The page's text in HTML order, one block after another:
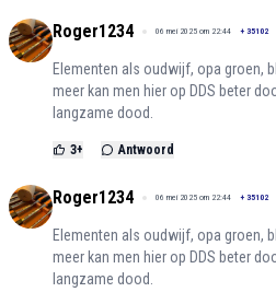
Roger1234 06 mei 2025 om 22:44 + 35102
Elementen als oudwijf, opa groen,
meer kan men hier op DDS beter
langzame dood.
3+ Antwoord
Roger1234 06 mei 2025 om 22:44 + 35102
Elementen als oudwijf, opa groen,
meer kan men hier op DDS beter
langzame dood.